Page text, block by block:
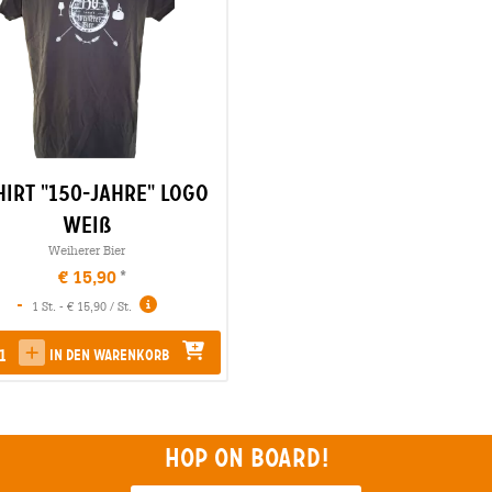
"150-Jahre" Logo
weiß
Weiherer Bier
€ 15,90
-
1 St. - € 15,90 / St.
quantity
increase quantity
In den Warenkorb
Hop on board!